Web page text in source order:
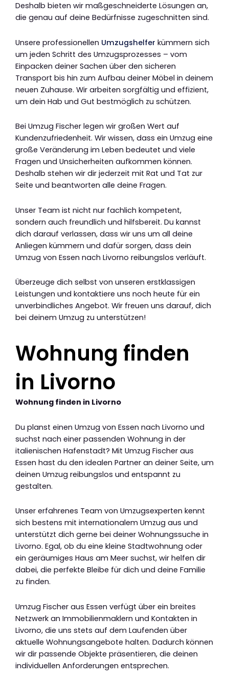
Deshalb bieten wir maßgeschneiderte Lösungen an,
die genau auf deine Bedürfnisse zugeschnitten sind.
Unsere professionellen Umzugshelfer kümmern sich
um jeden Schritt des Umzugsprozesses – vom
Einpacken deiner Sachen über den sicheren
Transport bis hin zum Aufbau deiner Möbel in deinem
neuen Zuhause. Wir arbeiten sorgfältig und effizient,
um dein Hab und Gut bestmöglich zu schützen.
Bei Umzug Fischer legen wir großen Wert auf
Kundenzufriedenheit. Wir wissen, dass ein Umzug eine
große Veränderung im Leben bedeutet und viele
Fragen und Unsicherheiten aufkommen können.
Deshalb stehen wir dir jederzeit mit Rat und Tat zur
Seite und beantworten alle deine Fragen.
Unser Team ist nicht nur fachlich kompetent,
sondern auch freundlich und hilfsbereit. Du kannst
dich darauf verlassen, dass wir uns um all deine
Anliegen kümmern und dafür sorgen, dass dein
Umzug von Essen nach Livorno reibungslos verläuft.
Überzeuge dich selbst von unseren erstklassigen
Leistungen und kontaktiere uns noch heute für ein
unverbindliches Angebot. Wir freuen uns darauf, dich
bei deinem Umzug zu unterstützen!
Wohnung finden
in Livorno
Wohnung finden in Livorno
Du planst einen Umzug von Essen nach Livorno und
suchst nach einer passenden Wohnung in der
italienischen Hafenstadt? Mit Umzug Fischer aus
Essen hast du den idealen Partner an deiner Seite, um
deinen Umzug reibungslos und entspannt zu
gestalten.
Unser erfahrenes Team von Umzugsexperten kennt
sich bestens mit internationalem Umzug aus und
unterstützt dich gerne bei deiner Wohnungssuche in
Livorno. Egal, ob du eine kleine Stadtwohnung oder
ein geräumiges Haus am Meer suchst, wir helfen dir
dabei, die perfekte Bleibe für dich und deine Familie
zu finden.
Umzug Fischer aus Essen verfügt über ein breites
Netzwerk an Immobilienmaklern und Kontakten in
Livorno, die uns stets auf dem Laufenden über
aktuelle Wohnungsangebote halten. Dadurch können
wir dir passende Objekte präsentieren, die deinen
individuellen Anforderungen entsprechen.